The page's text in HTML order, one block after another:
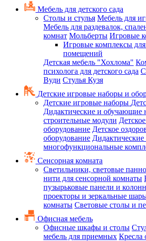
Мебель для детского сада
Столы и стулья Мебель для
Мебель для раздевалок,
комнат Мольберты Игровые
Игровые комплексы
помещений
Детская мебель "Хохлома"
психолога для детского сада
Вуди Стулья Кузя
Детские игровые наборы и
Детские игровые наборы
Дидактические и обучающие
строительные модули
оборудование Детское
оборудование
многофункциональные
Сенсорная комната
Светильники, световые
нити для сенсорной комнаты
пузырьковые панели и
проекторы и зеркальные
комнаты Световые столы и
Офисная мебель
Офисные шкафы и столы
мебель для приемных Кресла